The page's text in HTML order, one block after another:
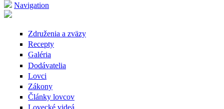
Navigation
Združenia a zväzy
Recepty
Galéria
Dodávatelia
Lovci
Zákony
Články lovcov